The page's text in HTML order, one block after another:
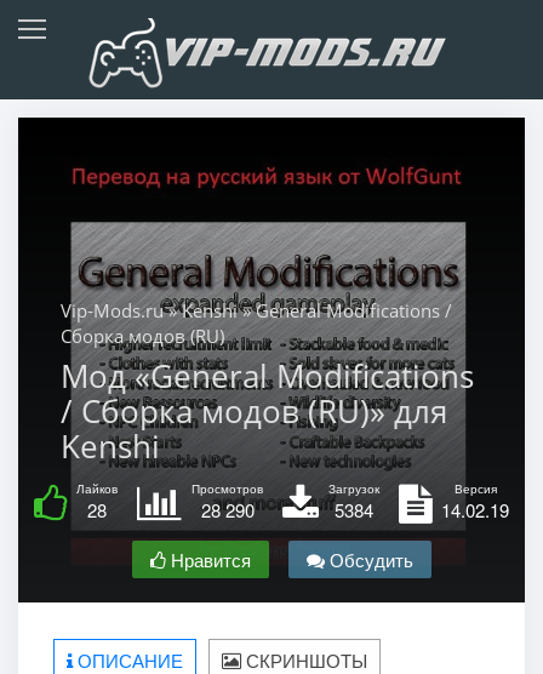
Vip-Mods.ru»Kenshi» General Modifications /
Сборка модов (RU)
Мод «General Modifications
/ Сборка модов (RU)» для
Kenshi
Лайков
28
Просмотров
28 290
Загрузок
5384
Версия
14.02.19
Нравится
Обсудить
ОПИСАНИЕ СКРИНШОТЫ